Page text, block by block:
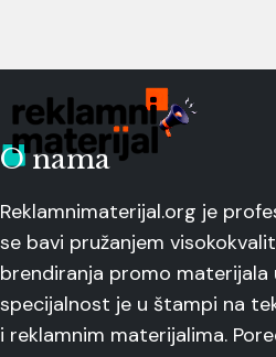
O nama
Reklamnimaterijal.org je
se bavi pružanjem
brendiranja promo materijala
specijalnost je u štampi na
i reklamnim materijalima.